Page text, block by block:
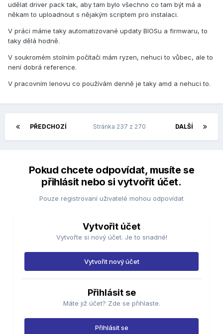
udělat driver pack tak, aby tam bylo všechno co tam být má a
někam to uploadnout s nějakým scriptem pro instalaci.
V práci máme taky automatizované updaty BIOSu a firmwaru, to
taky dělá hodně.
V soukromém stolním počítači mám ryzen, nehuci to vůbec, ale to
není dobrá reference.
V pracovním lenovu co používám denně je taky amd a nehuci to.
PŘEDCHOZÍ DALŠÍ
Stránka 237 z 270
Pokud chcete odpovídat, musíte se
přihlásit nebo si vytvořit účet.
Pouze registrovaní uživatelé mohou odpovídat
Vytvořit účet
Vytvořte si nový účet. Je to snadné!
Vytvořit nový účet
Přihlásit se
Máte již účet? Zde se přihlaste.
Přihlásit se